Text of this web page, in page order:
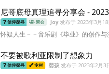
尼哥底母真理追寻分享会 -
信仰探寻 聚会 Joy发布于 2023年3月18
怀疑人生－－音乐剧《毕业》的创作
不要被歌利亚限制了想象力
信仰探寻 专栏 婴孩发布于 2023年2月3